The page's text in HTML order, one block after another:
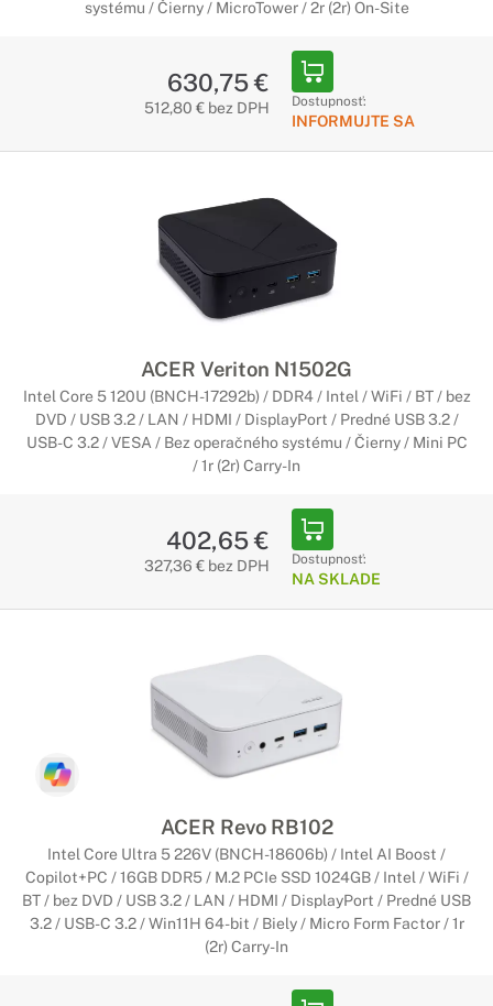
systému / Čierny / MicroTower / 2r (2r) On-Site
630,75 €
512,80 € bez DPH Dostupnosť:
INFORMUJTE SA
ACER Veriton N1502G
Intel Core 5 120U (BNCH-17292b) / DDR4 / Intel / WiFi / BT / bez
DVD / USB 3.2 / LAN / HDMI / DisplayPort / Predné USB 3.2 /
USB-C 3.2 / VESA / Bez operačného systému / Čierny / Mini PC
/ 1r (2r) Carry-In
402,65 €
327,36 € bez DPH Dostupnosť:
NA SKLADE
ACER Revo RB102
Intel Core Ultra 5 226V (BNCH-18606b) / Intel AI Boost /
Copilot+PC / 16GB DDR5 / M.2 PCIe SSD 1024GB / Intel / WiFi /
BT / bez DVD / USB 3.2 / LAN / HDMI / DisplayPort / Predné USB
3.2 / USB-C 3.2 / Win11H 64-bit / Biely / Micro Form Factor / 1r
(2r) Carry-In